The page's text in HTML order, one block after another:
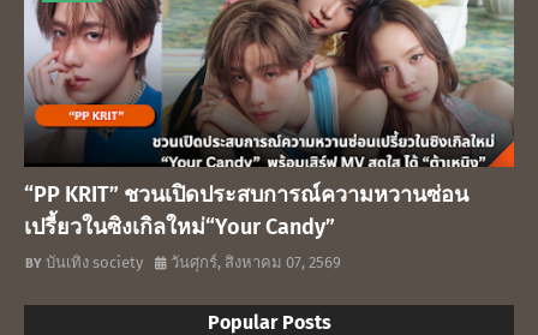
“PP KRIT” ชวนเปิดประสบการณ์ความหวานซ่อน
เปรี้ยวในซิงเกิลใหม่“Your Candy”
บันเทิง society วันศุกร์, สิงหาคม 07, 2569
Popular Posts